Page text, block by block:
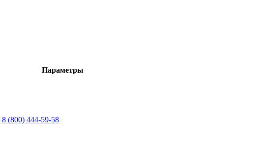
Параметры
8 (800) 444-59-58